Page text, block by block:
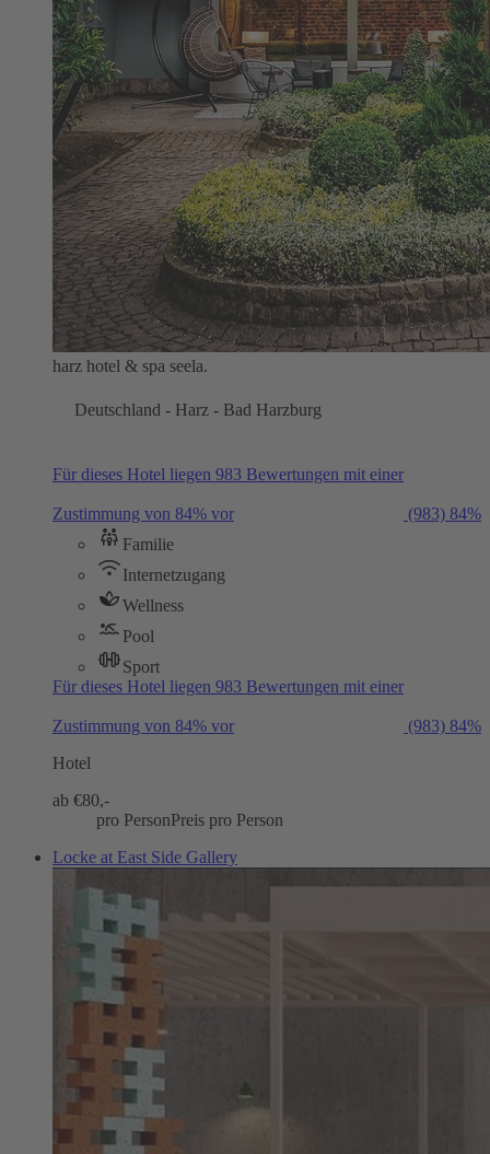
harz hotel & spa seela.
Deutschland - Harz - Bad Harzburg
Für dieses Hotel liegen 983 Bewertungen mit einer
Zustimmung von 84% vor (983) 84%
Familie
Internetzugang
Wellness
Pool
Sport
Für dieses Hotel liegen 983 Bewertungen mit einer
Zustimmung von 84% vor (983) 84%
Hotel
ab €80,-
pro PersonPreis pro Person
Locke at East Side Gallery